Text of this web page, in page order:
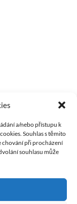
a/nebo přístupu k
Souhlas s těmito
chování při procházení
souhlasu může